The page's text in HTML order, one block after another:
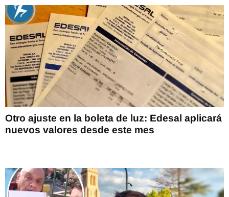
Otro ajuste en la boleta de luz: Edesal aplicará
nuevos valores desde este mes